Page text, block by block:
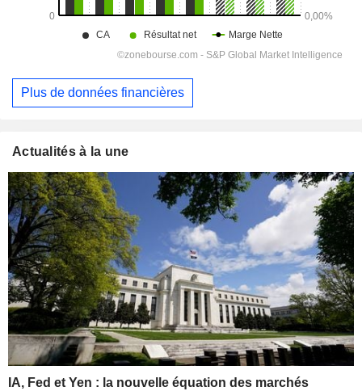
Plus de données financières
Actualités à la une
IA, Fed et Yen : la nouvelle équation des marchés